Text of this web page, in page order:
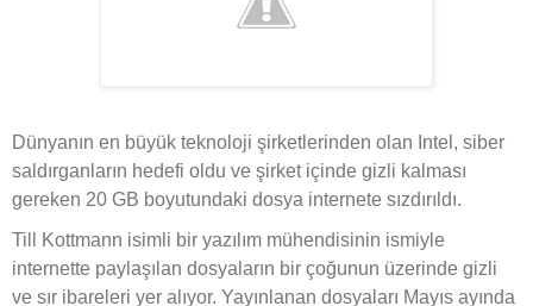
Dünyanın en büyük teknoloji şirketlerinden olan Intel, siber
saldırganların hedefi oldu ve şirket içinde gizli kalması
gereken 20 GB boyutundaki dosya internete sızdırıldı.
Till Kottmann isimli bir yazılım mühendisinin ismiyle
internette paylaşılan dosyaların bir çoğunun üzerinde gizli
ve sır ibareleri yer alıyor. Yayınlanan dosyaları Mayıs ayında